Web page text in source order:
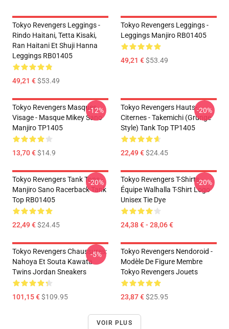
Tokyo Revengers Leggings -
Rindo Haitani, Tetta Kisaki,
Ran Haitani Et Shuji Hanna
Leggings RB01405
49,21 €$53.49
Tokyo Revengers Leggings -
Leggings Manjiro RB01405
49,21 €$53.49
Tokyo Revengers Masques
Visage - Masque Mikey Sano
Manjiro TP1405
13,70 €$14.9
-12%
Tokyo Revengers Hauts-
Citernes - Takemichi (Grunge
Style) Tank Top TP1405
22,49 €$24.45
-20%
Tokyo Revengers Tank Tops -
Manjiro Sano Racerback Tank
Top RB01405
22,49 €$24.45
-20%
Tokyo Revengers T-Shirts -
Équipe Walhalla T-Shirt Logo
Unisex Tie Dye
24,38 € - 28,06 €
-20%
Tokyo Revengers Chaussures:
Nahoya Et Souta Kawata
Twins Jordan Sneakers
101,15 €$109.95
-5%
Tokyo Revengers Nendoroid -
Modèle De Figure Membre
Tokyo Revengers Jouets
23,87 €$25.95
VOIR PLUS